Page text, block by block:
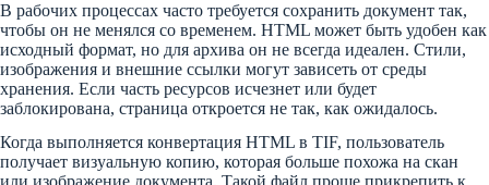
В рабочих процессах часто требуется сохранить документ так,
чтобы он не менялся со временем. HTML может быть удобен как
исходный формат, но для архива он не всегда идеален. Стили,
изображения и внешние ссылки могут зависеть от среды
хранения. Если часть ресурсов исчезнет или будет
заблокирована, страница откроется не так, как ожидалось.
Когда выполняется конвертация HTML в TIF, пользователь
получает визуальную копию, которая больше похожа на скан